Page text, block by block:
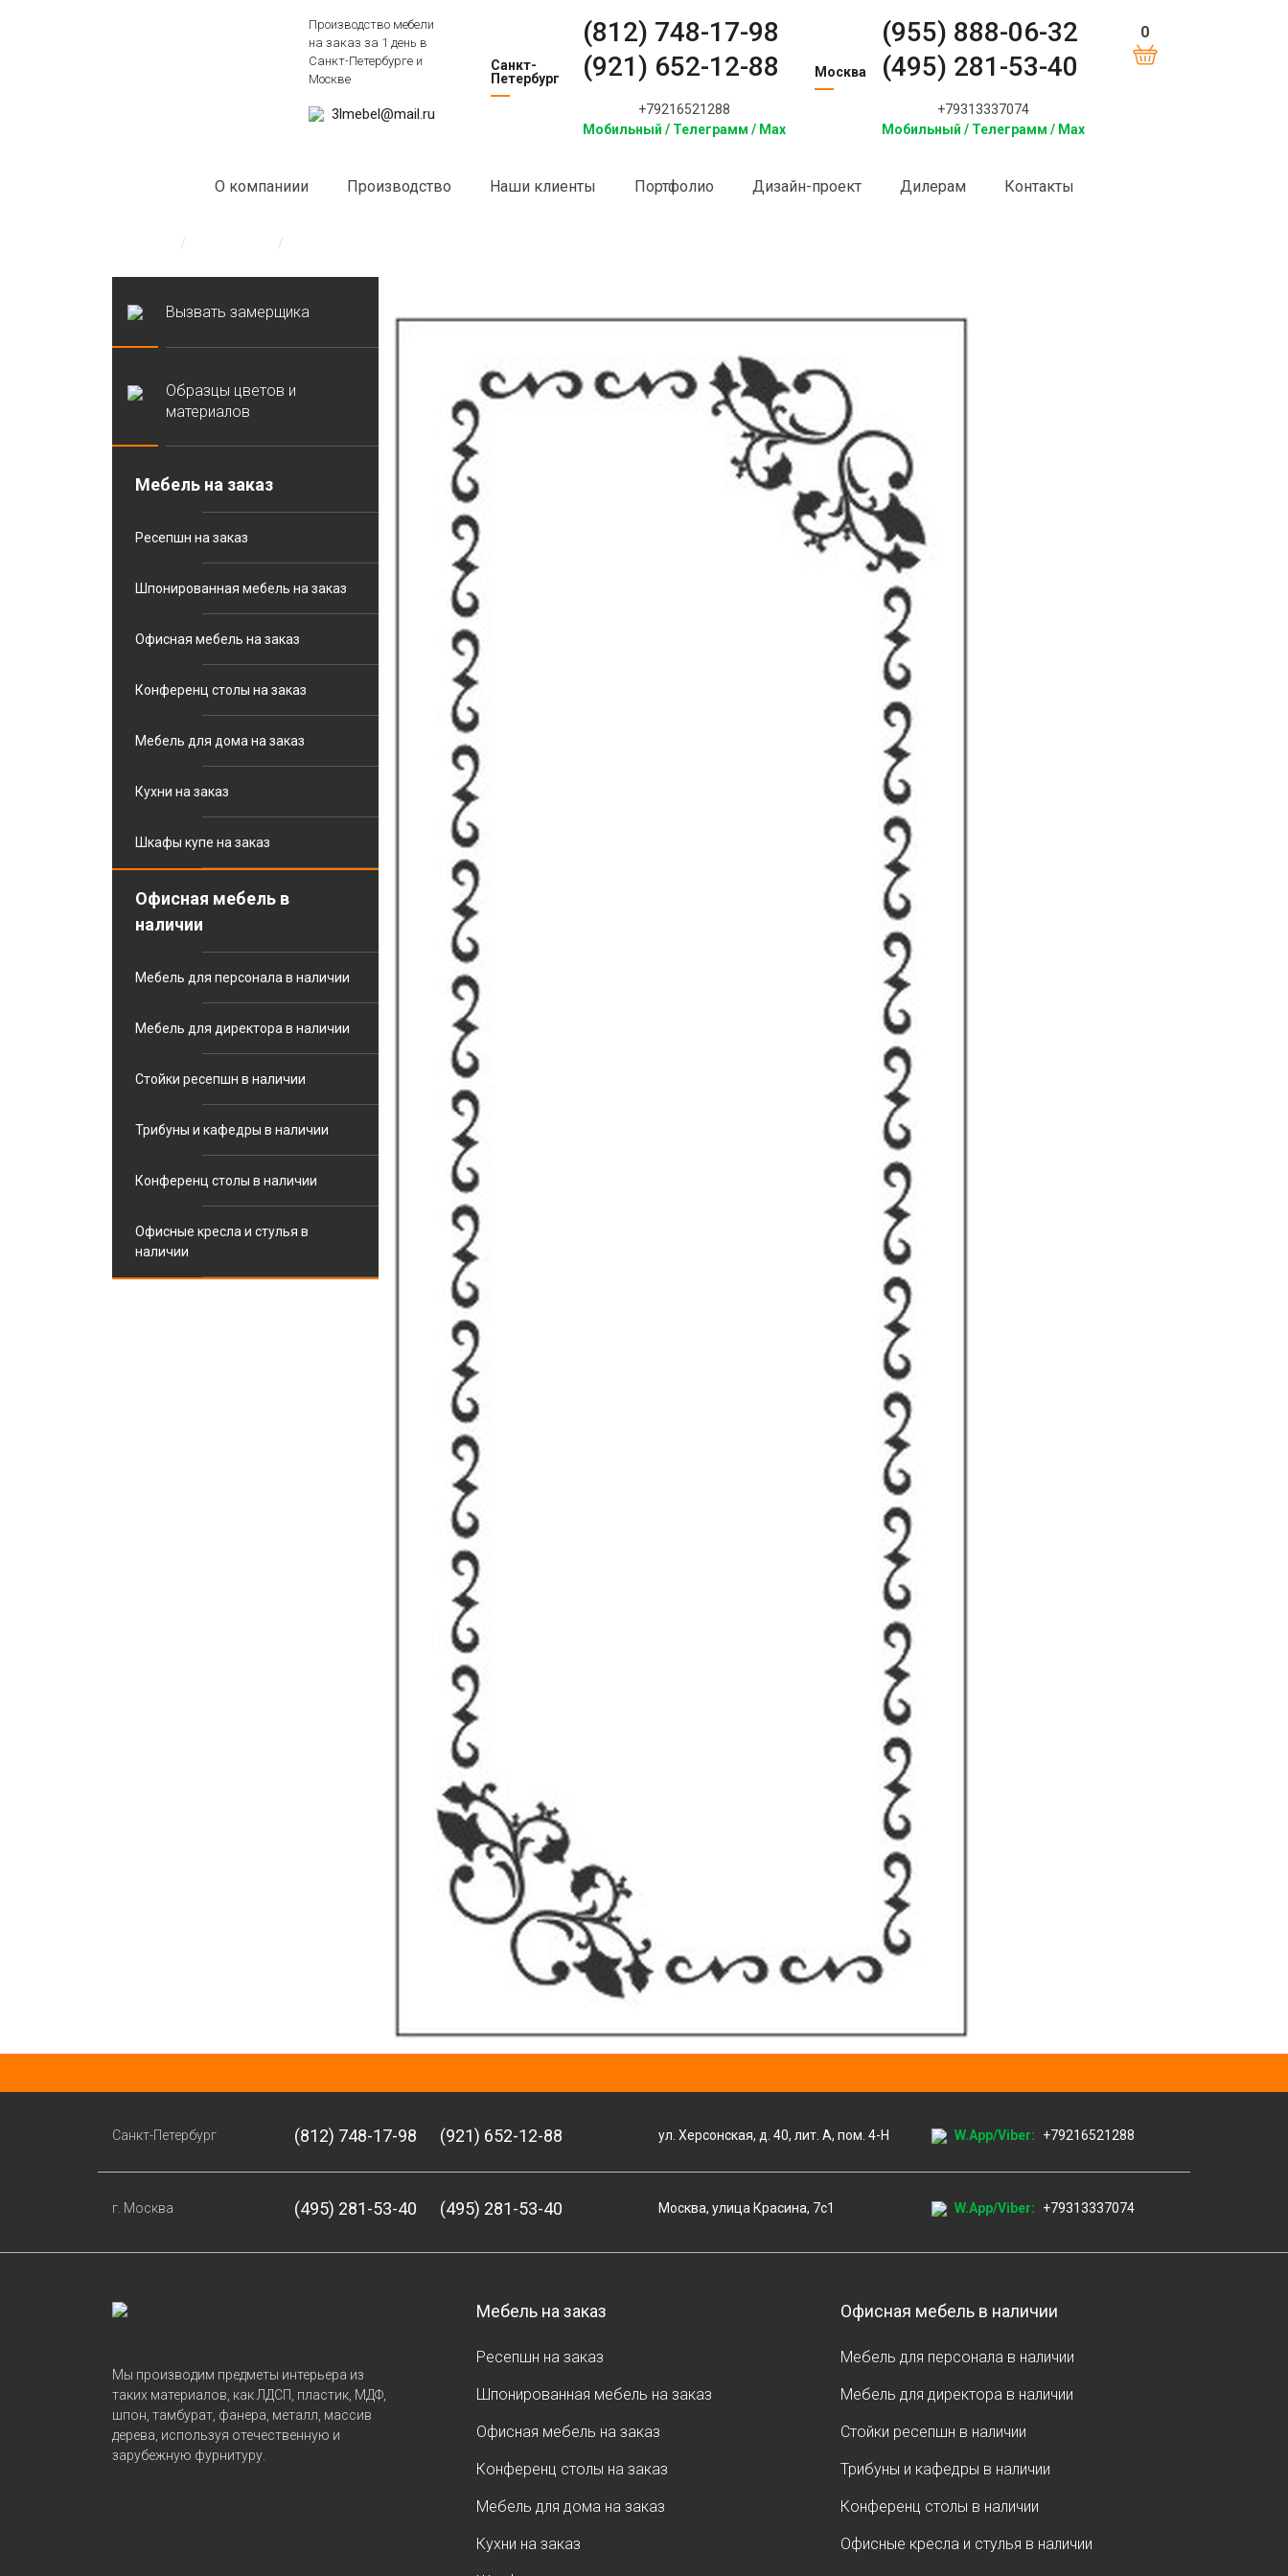
Производство мебели
на заказ за 1 день в
Санкт-Петербурге и
Москве
3lmebel@mail.ru
Санкт-
Петербург
(812) 748-17-98
(921) 652-12-88
+79216521288
Мобильный / Телеграмм / Max
Москва
(955) 888-06-32
(495) 281-53-40
+79313337074
Мобильный / Телеграмм / Max
0
О компаниии Производство Наши клиенты Портфолио Дизайн-проект Дилерам Контакты
/ /
Вызвать замерщика
Образцы цветов и
материалов
Мебель на заказ
Ресепшн на заказ
Шпонированная мебель на заказ
Офисная мебель на заказ
Конференц столы на заказ
Мебель для дома на заказ
Кухни на заказ
Шкафы купе на заказ
Офисная мебель в
наличии
Мебель для персонала в наличии
Мебель для директора в наличии
Стойки ресепшн в наличии
Трибуны и кафедры в наличии
Конференц столы в наличии
Офисные кресла и стулья в
наличии
Санкт-Петербург (812) 748-17-98 (921) 652-12-88 ул. Херсонская, д. 40, лит. А, пом. 4-Н W.App/Viber: +79216521288
г. Москва (495) 281-53-40 (495) 281-53-40 Москва, улица Красина, 7с1 W.App/Viber: +79313337074
Мы производим предметы интерьера из
таких материалов, как ЛДСП, пластик, МДФ,
шпон, тамбурат, фанера, металл, массив
дерева, используя отечественную и
зарубежную фурнитуру.
Мебель на заказ
Ресепшн на заказ
Шпонированная мебель на заказ
Офисная мебель на заказ
Конференц столы на заказ
Мебель для дома на заказ
Кухни на заказ
Офисная мебель в наличии
Мебель для персонала в наличии
Мебель для директора в наличии
Стойки ресепшн в наличии
Трибуны и кафедры в наличии
Конференц столы в наличии
Офисные кресла и стулья в наличии